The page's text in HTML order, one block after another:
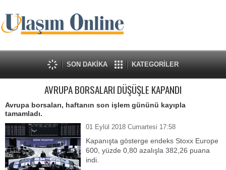
SON DAKİKA KATEGORİLER
AVRUPA BORSALARI DÜŞÜŞLE KAPANDI
Avrupa borsaları, haftanın son işlem gününü kayıpla
tamamladı.
01 Eylül 2018 Cumartesi 17:58
Kapanışta gösterge endeks Stoxx Europe
600, yüzde 0,80 azalışla 382,26 puana
indi.